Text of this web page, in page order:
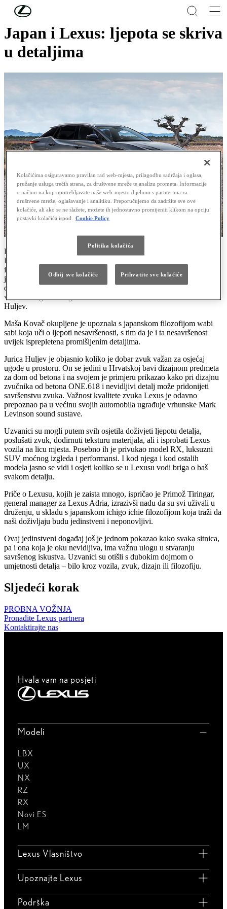
Skip to Main Content
Japan i Lexus: ljepota se skriva
u detaljima
Lexus je u Zagrebu organizirao druženje Lexclusive Event
Drive&Feel na kojem je predstavio povezanost njihove poslovne
filozofije s tradicionalnim japanskim načinom razmišljanja. Glavna
je odlika te filozofije – iznimna fokusiranost na detalje. Na
događanju su svoje viđenje o važnosti detalja iznijeli Maša Kovač,
vlasnica zagrebačkog Mashroom Showrooma i arhitekt Jurica
Huljev.
Maša Kovač okupljene je upoznala s japanskom filozofijom wabi
sabi koja uči o ljepoti nesavršenosti, s tim da je i ta nesavršenost
uvijek isprepletena promišljenim detaljima.
Jurica Huljev je objasnio koliko je dobar zvuk važan za osjećaj
ugode u prostoru. On se jedini u Hrvatskoj bavi dizajnom predmeta
za dom od betona i na svojem je primjeru prikazao kako pri dizajnu
zvučnika od betona ONE.618 i nevidljivi detalj može pridonijeti
savršenstvu zvuka. Važnost kvalitete zvuka Lexus je odavno
prepoznao pa u većinu svojih automobila ugrađuje vrhunske Mark
Levinson sound sustave.
Uzvanici su mogli putem svih osjetila doživjeti ljepotu detalja,
poslušati zvuk, dodirnuti teksturu materijala, ali i isprobati Lexus
vozila na licu mjesta. Posebno ih je privukao model RX, luksuzni
SUV moćnog izgleda i performansi. I kod njega i kod ostalih
modela jasno se vidi i osjeti koliko se u Lexusu vodi briga o baš
svakom detalju.
Priče o Lexusu, kojih je zaista mnogo, ispričao je Primož Tiringar,
general manager za Lexus Adria, izrazivši nadu da su svi uživali u
druženju, u skladu s japanskom ichigo ichie filozofijom koja traži da
naši doživljaju budu jedinstveni i neponovljivi.
Ovaj jedinstveni događaj još je jednom pokazao kako svaka sitnica,
pa i ona koja je oku nevidljiva, ima važnu ulogu u stvaranju
savršenog iskustva. Uzvanici su otišli s dubokim dojmom o
umjetnosti detalja – bilo kroz vozila, zvuk, dizajn ili filozofiju.
Sljedeći korak
PROBNA VOŽNJA
Pronađite Lexus partnera
Kontaktirajte nas
Hvala vam na posjeti
Modeli
LBX
UX
NX
RZ
RX
Novi ES
LM
Lexus Vlasništvo
Upoznajte Lexus
Podrška
Kolačićima osiguravamo pravilan rad web-mjesta, prilagodbu sadržaja i oglasa,
pružanje usluga trećih strana, za društvene mreže te analizu prometa. Informacije
o načinu na koji upotrebljavate naše web-mjesto dijelimo s partnerima za
društvene mreže, oglašavanje i analitiku. Preporučujemo da zadržite sve ove
kolačiće, ali ako se ne slažete, možete ih jednostavno promijeniti klikom na opciju
postavki kolačića ispod.
Cookie Policy
Politika kolačića
Odbij sve kolačiće Prihvatite sve kolačiće